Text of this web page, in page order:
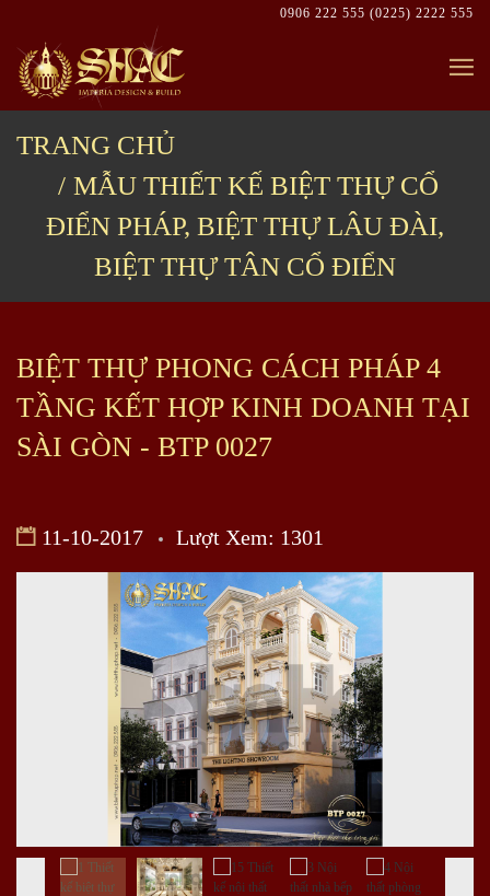
content
0906 222 555 (0225) 2222 555
TRANG CHỦ
MẪU THIẾT KẾ BIỆT THỰ CỔ
ĐIỂN PHÁP, BIỆT THỰ LÂU ĐÀI,
BIỆT THỰ TÂN CỔ ĐIỂN
BIỆT THỰ PHONG CÁCH PHÁP 4
TẦNG KẾT HỢP KINH DOANH TẠI
SÀI GÒN - BTP 0027
11-10-2017 Lượt Xem: 1301